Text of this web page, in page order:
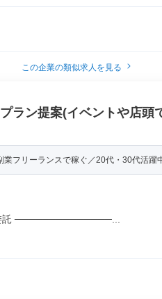
この企業の類似求人を見る
ラン提案(イベントや店頭
フリーランスで稼ぐ／20代・30代活躍
託 ──────────────...